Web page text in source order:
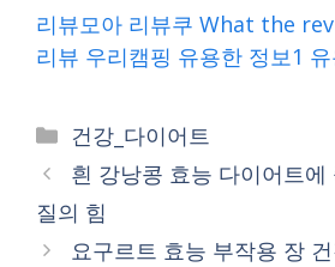
리뷰모아 리뷰쿠 What the
리뷰 우리캠핑 유용한 정보1
Categories
건강_다이어트
흰 강낭콩 효능 다이어트에
질의 힘
요구르트 효능 부작용 장